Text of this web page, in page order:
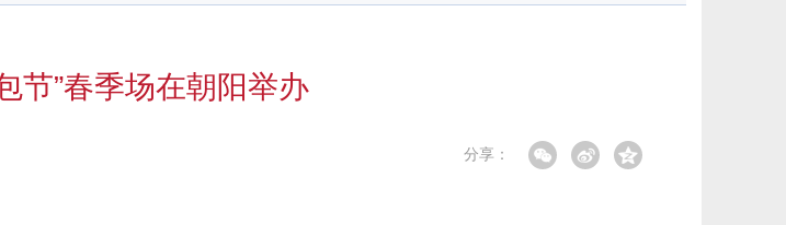
节”春季场在朝阳举办
分享：